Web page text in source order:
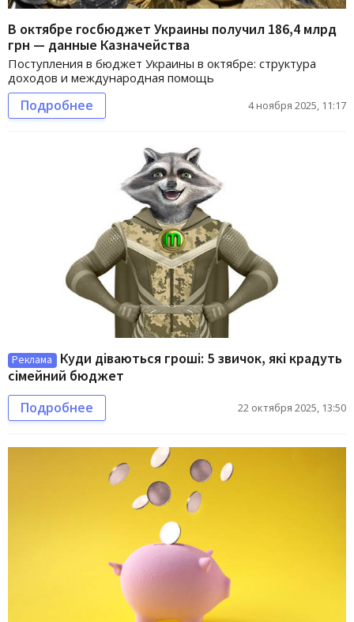
В октябре госбюджет Украины получил 186,4 млрд
грн — данные Казначейства
Поступления в бюджет Украины в октябре: структура
доходов и международная помощь
Подробнее 4 ноября 2025, 11:17
Реклама Куди діваються гроші: 5 звичок, які крадуть
сімейний бюджет
Подробнее 22 октября 2025, 13:50